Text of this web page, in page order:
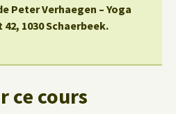
Peter Verhaegen – Yoga
1030 Schaerbeek.
ce cours